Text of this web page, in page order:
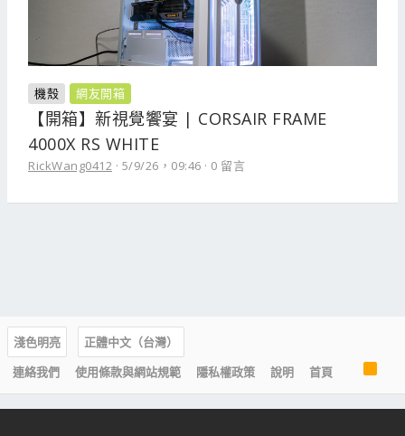
機殼 網友開箱
【開箱】新視覺饗宴 | CORSAIR FRAME
4000X RS WHITE
RickWang0412 5/9/26，09:46 0 留言
淺色明亮
正體中文（台灣）
連絡我們
使用條款與網站規範 隱私權政策 說明 首頁
R
S
S